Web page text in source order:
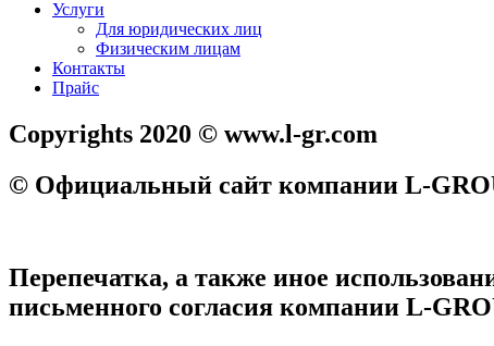
Услуги
Для юридических лиц
Физическим лицам
Контакты
Прайс
Copyrights 2020 © www.l-gr.com
© Официальный сайт компании L-
Перепечатка, а также иное
письменного согласия компании L-